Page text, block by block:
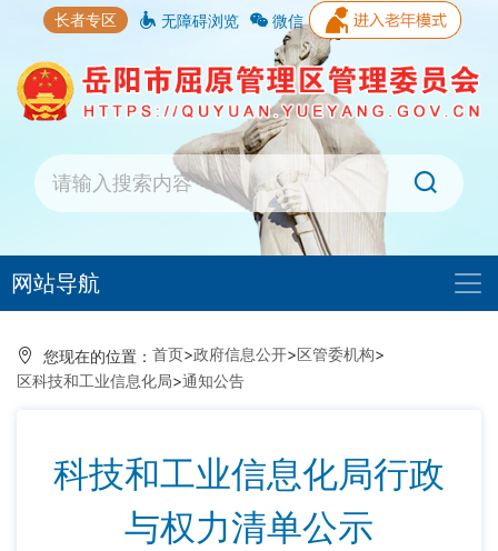
长者专区 无障碍浏览 微信
网站导航
您现在的位置： 首页>政府信息公开>区管委机构>
区科技和工业信息化局>通知公告
科技和工业信息化局行政
与权力清单公示